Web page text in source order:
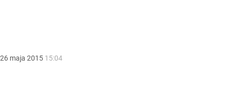
26 maja 2015 15:04